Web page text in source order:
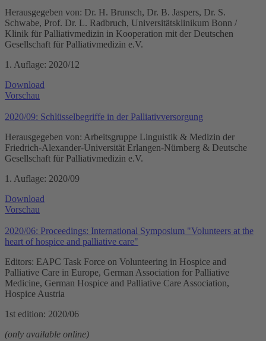
Herausgegeben von: Dr. H. Brunsch, Dr. B. Jaspers, Dr. S.
Schwabe, Prof. Dr. L. Radbruch, Universitätsklinikum Bonn /
Klinik für Palliativmedizin in Kooperation mit der Deutschen
Gesellschaft für Palliativmedizin e.V.
1. Auflage: 2020/12
Download
Vorschau
2020/09: Schlüsselbegriffe in der Palliativversorgung
Herausgegeben von: Arbeitsgruppe Linguistik & Medizin der
Friedrich-Alexander-Universität Erlangen-Nürnberg & Deutsche
Gesellschaft für Palliativmedizin e.V.
1. Auflage: 2020/09
Download
Vorschau
2020/06: Proceedings: International Symposium "Volunteers at the
heart of hospice and palliative care"
Editors: EAPC Task Force on Volunteering in Hospice and
Palliative Care in Europe, German Association for Palliative
Medicine, German Hospice and Palliative Care Association,
Hospice Austria
1st edition: 2020/06
(only available online)